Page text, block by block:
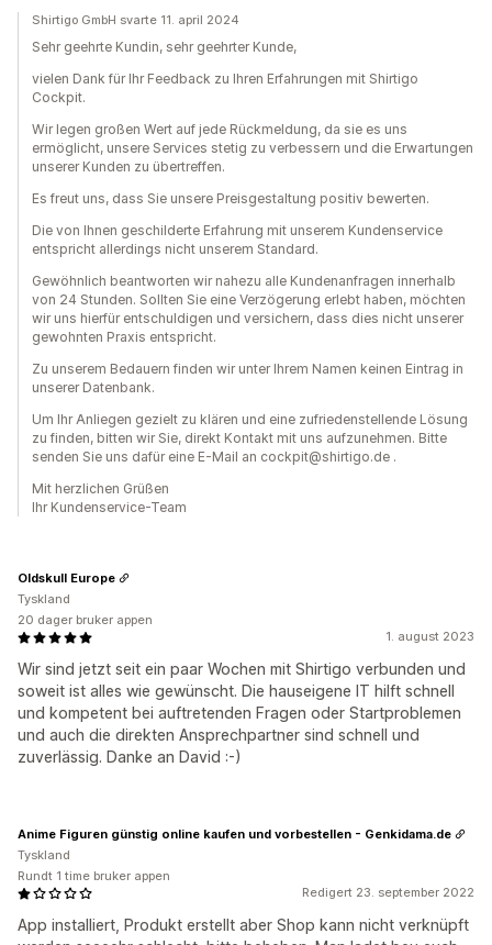
Shirtigo GmbH svarte 11. april 2024
Sehr geehrte Kundin, sehr geehrter Kunde,
vielen Dank für Ihr Feedback zu Ihren Erfahrungen mit Shirtigo
Cockpit.
Wir legen großen Wert auf jede Rückmeldung, da sie es uns
ermöglicht, unsere Services stetig zu verbessern und die Erwartungen
unserer Kunden zu übertreffen.
Es freut uns, dass Sie unsere Preisgestaltung positiv bewerten.
Die von Ihnen geschilderte Erfahrung mit unserem Kundenservice
entspricht allerdings nicht unserem Standard.
Gewöhnlich beantworten wir nahezu alle Kundenanfragen innerhalb
von 24 Stunden. Sollten Sie eine Verzögerung erlebt haben, möchten
wir uns hierfür entschuldigen und versichern, dass dies nicht unserer
gewohnten Praxis entspricht.
Zu unserem Bedauern finden wir unter Ihrem Namen keinen Eintrag in
unserer Datenbank.
Um Ihr Anliegen gezielt zu klären und eine zufriedenstellende Lösung
zu finden, bitten wir Sie, direkt Kontakt mit uns aufzunehmen. Bitte
senden Sie uns dafür eine E-Mail an cockpit@shirtigo.de .
Mit herzlichen Grüßen
Ihr Kundenservice-Team
1. august 2023
Wir sind jetzt seit ein paar Wochen mit Shirtigo verbunden und
soweit ist alles wie gewünscht. Die hauseigene IT hilft schnell
und kompetent bei auftretenden Fragen oder Startproblemen
und auch die direkten Ansprechpartner sind schnell und
zuverlässig. Danke an David :-)
Oldskull Europe
Tyskland
20 dager bruker appen
Redigert 23. september 2022
App installiert, Produkt erstellt aber Shop kann nicht verknüpft
Anime Figuren günstig online kaufen und vorbestellen - Genkidama.de
Tyskland
Rundt 1 time bruker appen